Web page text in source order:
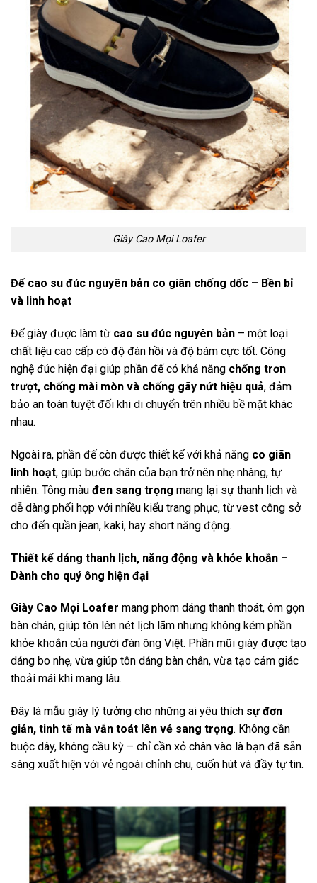
Giày Cao Mọi Loafer
Đế cao su đúc nguyên bản co giãn chống dốc – Bền bỉ
và linh hoạt
Đế giày được làm từ cao su đúc nguyên bản – một loại
chất liệu cao cấp có độ đàn hồi và độ bám cực tốt. Công
nghệ đúc hiện đại giúp phần đế có khả năng chống trơn
trượt, chống mài mòn và chống gãy nứt hiệu quả, đảm
bảo an toàn tuyệt đối khi di chuyển trên nhiều bề mặt khác
nhau.
Ngoài ra, phần đế còn được thiết kế với khả năng co giãn
linh hoạt, giúp bước chân của bạn trở nên nhẹ nhàng, tự
nhiên. Tông màu đen sang trọng mang lại sự thanh lịch và
dễ dàng phối hợp với nhiều kiểu trang phục, từ vest công sở
cho đến quần jean, kaki, hay short năng động.
Thiết kế dáng thanh lịch, năng động và khỏe khoắn –
Dành cho quý ông hiện đại
Giày Cao Mọi Loafer mang phom dáng thanh thoát, ôm gọn
bàn chân, giúp tôn lên nét lịch lãm nhưng không kém phần
khỏe khoắn của người đàn ông Việt. Phần mũi giày được tạo
dáng bo nhẹ, vừa giúp tôn dáng bàn chân, vừa tạo cảm giác
thoải mái khi mang lâu.
Đây là mẫu giày lý tưởng cho những ai yêu thích sự đơn
giản, tinh tế mà vẫn toát lên vẻ sang trọng. Không cần
buộc dây, không cầu kỳ – chỉ cần xỏ chân vào là bạn đã sẵn
sàng xuất hiện với vẻ ngoài chỉnh chu, cuốn hút và đầy tự tin.